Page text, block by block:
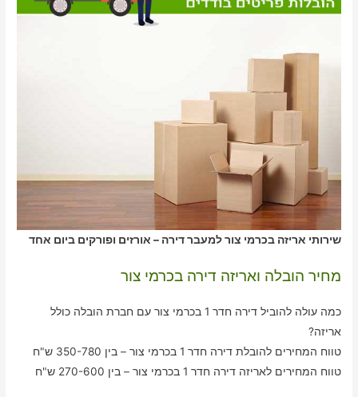
שירותי אריזה בכרמי צור למעבר דירה – אורזים ופורקים ביום אחד
מחיר הובלה ואריזה דירה בכרמי צור
כמה עולה להוביל דירה חדר 1 בכרמי צור עם חברת הובלה כולל
אריזה?
טווח המחירים להובלת דירה חדר 1 בכרמי צור – בין 350-780 ש"ח
טווח המחירים לאריזה דירה חדר 1 בכרמי צור – בין 270-600 ש"ח